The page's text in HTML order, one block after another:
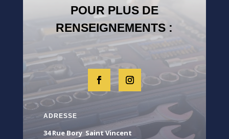
POUR PLUS DE
RENSEIGNEMENTS :
ADRESSE
34 Rue Bory Saint Vincent